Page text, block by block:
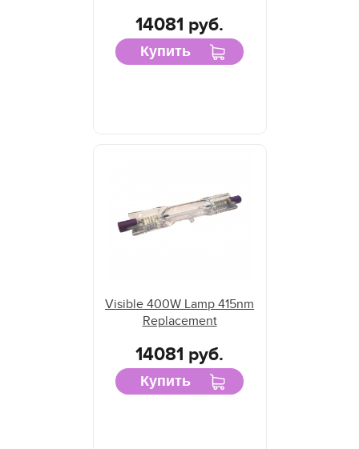
14081 руб.
Купить
Visible 400W Lamp 415nm
Replacement
14081 руб.
Купить